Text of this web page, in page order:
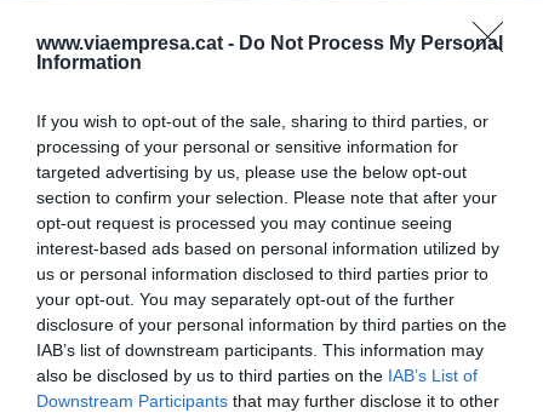
www.viaempresa.cat - Do Not Process My Personal
Information
If you wish to opt-out of the sale, sharing to third parties, or
processing of your personal or sensitive information for
targeted advertising by us, please use the below opt-out
section to confirm your selection. Please note that after your
opt-out request is processed you may continue seeing
interest-based ads based on personal information utilized by
us or personal information disclosed to third parties prior to
your opt-out. You may separately opt-out of the further
disclosure of your personal information by third parties on the
IAB’s list of downstream participants. This information may
also be disclosed by us to third parties on the IAB’s List of
Downstream Participants that may further disclose it to other
que la ciberseguridad es su máxima prioridad | iStock
Entre las prioridades de Llopis está continuar con
el modelo de inclusión financiera que ha
comenzado su entidad. A través de iniciativas
como#CEApropahan llegado a más de 300
pueblos de 500 habitantesde toda Catalunya.
"Es uno de los mejores proyectos que tenemos
porque interpela a la misma entidad", ha
celebrado Cavallé.